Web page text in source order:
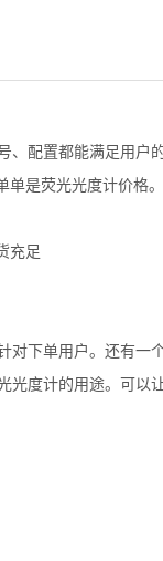
、配置都能满足用户
是荧光光度计价格。
对下单用户。还有一
光度计的用途。可以